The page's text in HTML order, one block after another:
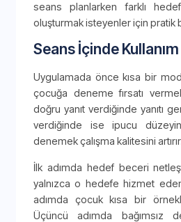
seans planlarken farklı
oluşturmak isteyenler için pratik
Seans İçinde Kullanım
Uygulamada önce kısa bir
çocuğa deneme fırsatı
doğru yanıt verdiğinde yanıtı
verdiğinde ise ipucu
denemek çalışma kalitesini
İlk adımda hedef beceri
yalnızca o hedefe hizmet
adımda çocuk kısa bir
Üçüncü adımda bağımsız